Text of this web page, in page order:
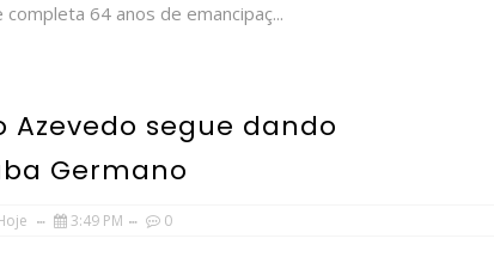
completa 64 anos de emancipaç...
Azevedo segue dando
Germano
3:49 PM 0